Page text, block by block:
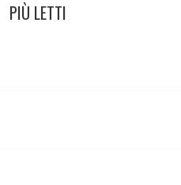
PIÙ LETTI